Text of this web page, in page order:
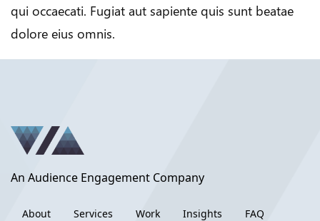
qui occaecati. Fugiat aut sapiente quis sunt beatae
dolore eius omnis.
An Audience Engagement Company
About Services Work Insights FAQ